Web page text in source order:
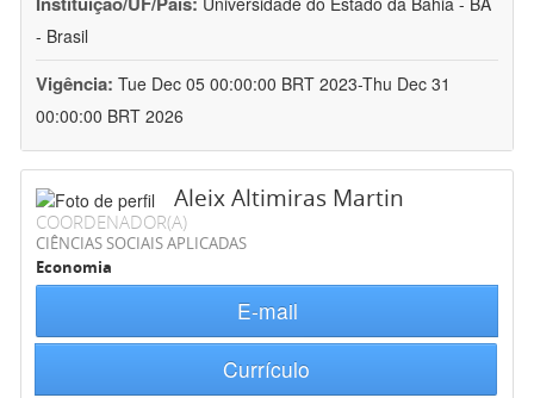
- Brasil
Vigência: Tue Dec 05 00:00:00 BRT 2023-Thu Dec 31
00:00:00 BRT 2026
Aleix Altimiras Martin
COORDENADOR(A)
CIÊNCIAS SOCIAIS APLICADAS
Economia
E-mail
Currículo